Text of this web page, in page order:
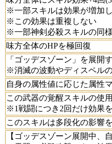
※一部スキルは効果が増加
※この効果は重複しない
※一部神剣必殺スキルの同
味方全体のHPを極回復
「ゴッデスゾーン」を展開
※消滅の波動やディスペル
自身の属性値に応じた属性
この武器の覚醒スキルの使
※1戦闘につき2回だけ効果
このスキルは多段化の影響
【ゴッデスゾーン展開中、